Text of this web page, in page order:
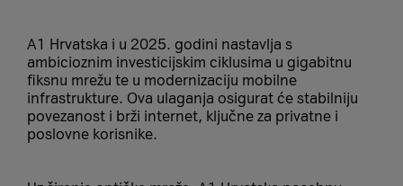
A1 Hrvatska i u 2025. godini nastavlja s
ambicioznim investicijskim ciklusima u gigabitnu
fiksnu mrežu te u modernizaciju mobilne
infrastrukture. Ova ulaganja osigurat će stabilniju
povezanost i brži internet, ključne za privatne i
poslovne korisnike.